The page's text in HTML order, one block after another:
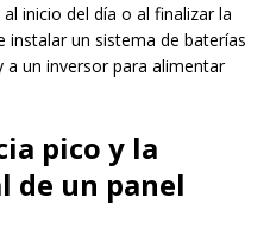
inicio del día o al finalizar la
instalar un sistema de baterías
a un inversor para alimentar
pico y la
de un panel